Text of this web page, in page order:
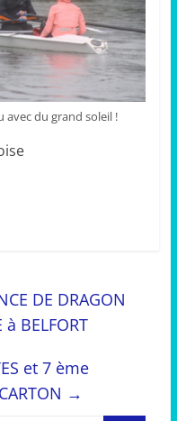
avec du grand soleil !
DE DRAGON
à BELFORT
et 7 ème
→